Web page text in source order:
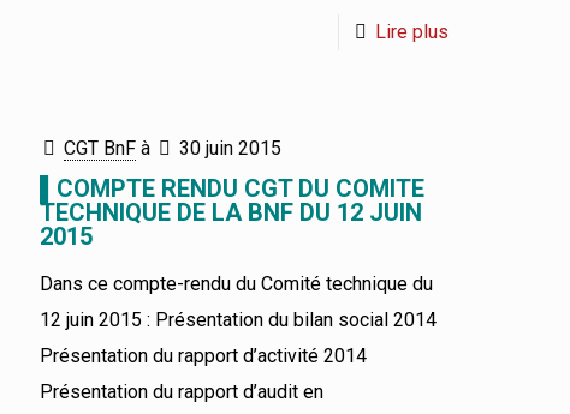
Lire plus
CGT BnF à 30 juin 2015
▌COMPTE RENDU CGT DU COMITE
TECHNIQUE DE LA BNF DU 12 JUIN
2015
Dans ce compte-rendu du Comité technique du
12 juin 2015 : Présentation du bilan social 2014
Présentation du rapport d’activité 2014
Présentation du rapport d’audit en